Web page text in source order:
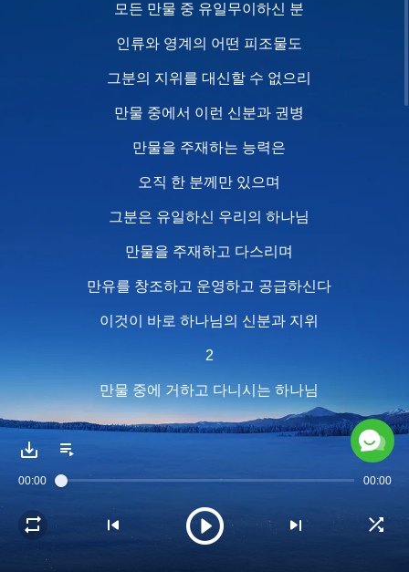
모든 만물 중 유일무이하신 분
인류와 영계의 어떤 피조물도
그분의 지위를 대신할 수 없으리
만물 중에서 이런 신분과 권병
만물을 주재하는 능력은
오직 한 분께만 있으며
그분은 유일하신 우리의 하나님
만물을 주재하고 다스리며
만유를 창조하고 운영하고 공급하신다
이것이 바로 하나님의 신분과 지위
2
만물 중에 거하고 다니시는 하나님
만물 위, 저 높은 곳에 계실 수도 있고
사람과 함께 기쁨과 슬픔 나누신다
00:00 00:00